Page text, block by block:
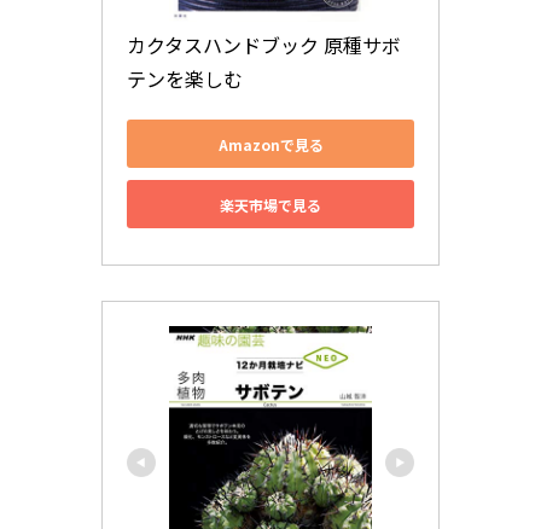
カクタスハンドブック 原種サボ
テンを楽しむ
Amazonで見る
楽天市場で見る